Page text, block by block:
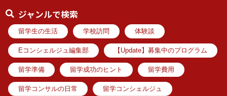
ジャンルで検索
留学生の生活 学校訪問 体験談
Eコンシェルジュ編集部 【Update】募集中のプログラム
留学準備 留学成功のヒント 留学費用
留学コンサルの日常 留学コンシェルジュ